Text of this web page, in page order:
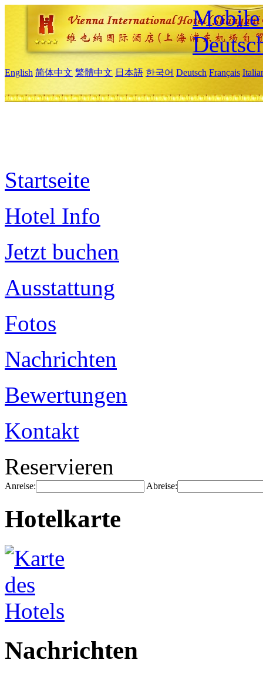
Mobile
English 简体中文 繁體中文 日本語 한국어 Deutsch Français
Startseite
Hotel Info
Jetzt buchen
Ausstattung
Fotos
Nachrichten
Bewertungen
Kontakt
Reservieren
Anreise: Abreise:
Hotelkarte
Nachrichten